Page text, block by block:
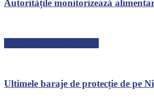
Autoritățile monitorizează
Ultimele baraje de protecție de pe